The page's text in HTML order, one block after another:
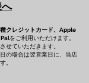
へ
クレジットカード、 Apple
をご利用いただけます。
せていただきます。
の場合は翌営業日に、当店
。